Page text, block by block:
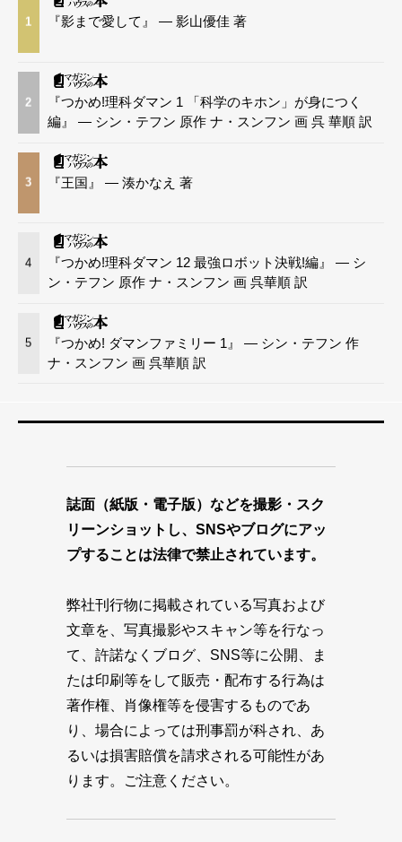
1 『影まで愛して』 — 影山優佳 著
2
『つかめ!理科ダマン 1 「科学のキホン」が身につく
編』 — シン・テフン 原作 ナ・スンフン 画 呉 華順 訳
3 『王国』 — 湊かなえ 著
4
『つかめ!理科ダマン 12 最強ロボット決戦!編』 — シ
ン・テフン 原作 ナ・スンフン 画 呉華順 訳
5
『つかめ! ダマンファミリー 1』 — シン・テフン 作
ナ・スンフン 画 呉華順 訳
誌面（紙版・電子版）などを撮影・スク
リーンショットし、SNSやブログにアッ
プすることは法律で禁止されています。
弊社刊行物に掲載されている写真および
文章を、写真撮影やスキャン等を行なっ
て、許諾なくブログ、SNS等に公開、ま
たは印刷等をして販売・配布する行為は
著作権、肖像権等を侵害するものであ
り、場合によっては刑事罰が科され、あ
るいは損害賠償を請求される可能性があ
ります。ご注意ください。